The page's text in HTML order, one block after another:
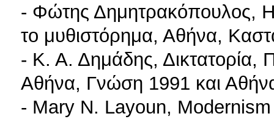
- Φώτης Δημητρακόπουλος, Η
το μυθιστόρημα, Αθήνα,
- Κ. Α. Δημάδης, Δικτατορία,
Αθήνα, Γνώση 1991 και
- Mary N. Layoun,